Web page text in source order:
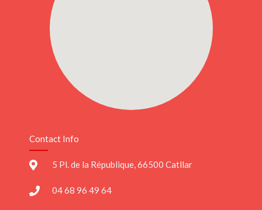
Contact Info
5 Pl. de la République, 66500 Catllar
04 68 96 49 64